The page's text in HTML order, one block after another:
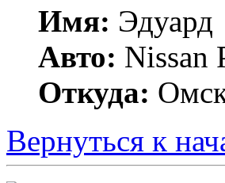
Имя: Эдуард
Авто: Nissan
Откуда:
Вернуться к